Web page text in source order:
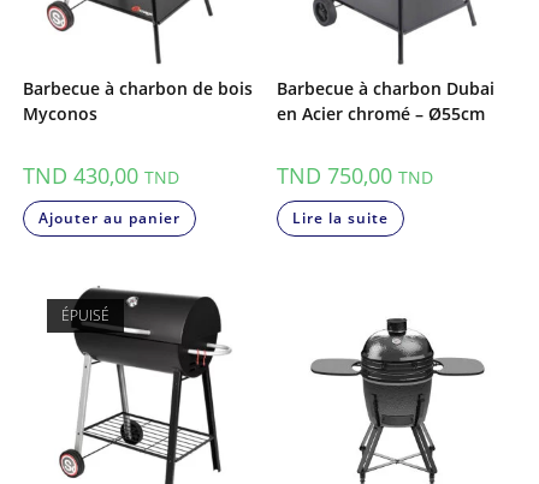
Barbecue à charbon de bois
Myconos
TND 430,00 TND
Ajouter au panier
Barbecue à charbon Dubai
en Acier chromé – Ø55cm
TND 750,00 TND
Lire la suite
ÉPUISÉ